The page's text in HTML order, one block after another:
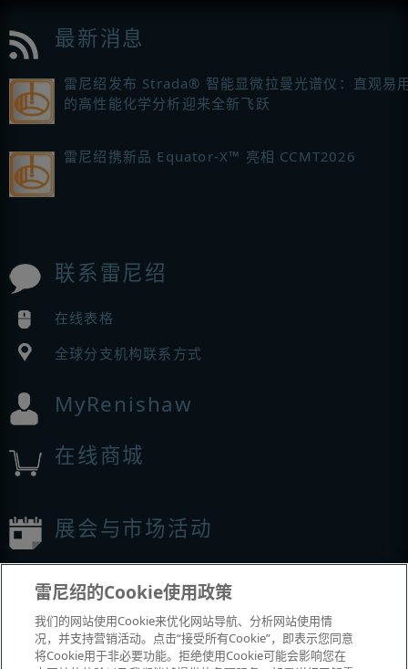
最新消息
雷尼绍发布 Strada® 智能显微拉曼光谱仪：直观易
的高性能化学分析迎来全新飞跃
雷尼绍携新品 Equator-X™ 亮相 CCMT2026
联系雷尼绍
在线表格
全球分支机构联系方式
MyRenishaw
在线商城
展会与市场活动
雷尼绍的Cookie使用政策
我们的网站使用Cookie来优化网站导航、分析网站使用情
况，并支持营销活动。点击“接受所有Cookie”，即表示您同意
将Cookie用于非必要功能。拒绝使用Cookie可能会影响您在